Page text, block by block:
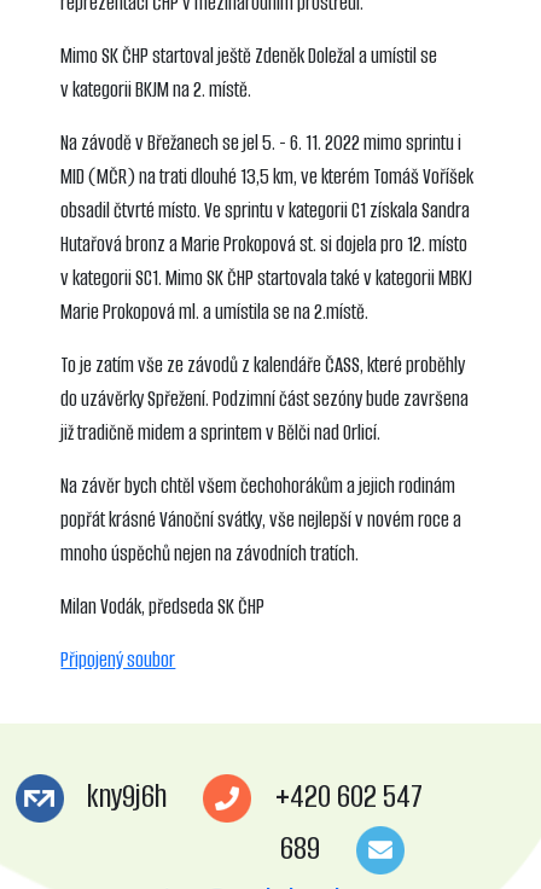
Mimo SK ČHP startoval ještě Zdeněk Doležal a umístil se
v kategorii BKJM na 2. místě.
Na závodě v Břežanech se jel 5. - 6. 11. 2022 mimo sprintu i
MID (MČR) na trati dlouhé 13,5 km, ve kterém Tomáš Voříšek
obsadil čtvrté místo. Ve sprintu v kategorii C1 získala Sandra
Hutařová bronz a Marie Prokopová st. si dojela pro 12. místo
v kategorii SC1. Mimo SK ČHP startovala také v kategorii MBKJ
Marie Prokopová ml. a umístila se na 2.místě.
To je zatím vše ze závodů z kalendáře ČASS, které proběhly
do uzávěrky Spřežení. Podzimní část sezóny bude završena
již tradičně midem a sprintem v Bělči nad Orlicí.
Na závěr bych chtěl všem čechohorákům a jejich rodinám
popřát krásné Vánoční svátky, vše nejlepší v novém roce a
mnoho úspěchů nejen na závodních tratích.
Milan Vodák, předseda SK ČHP
Připojený soubor
kny9j6h
+420 602 547
689